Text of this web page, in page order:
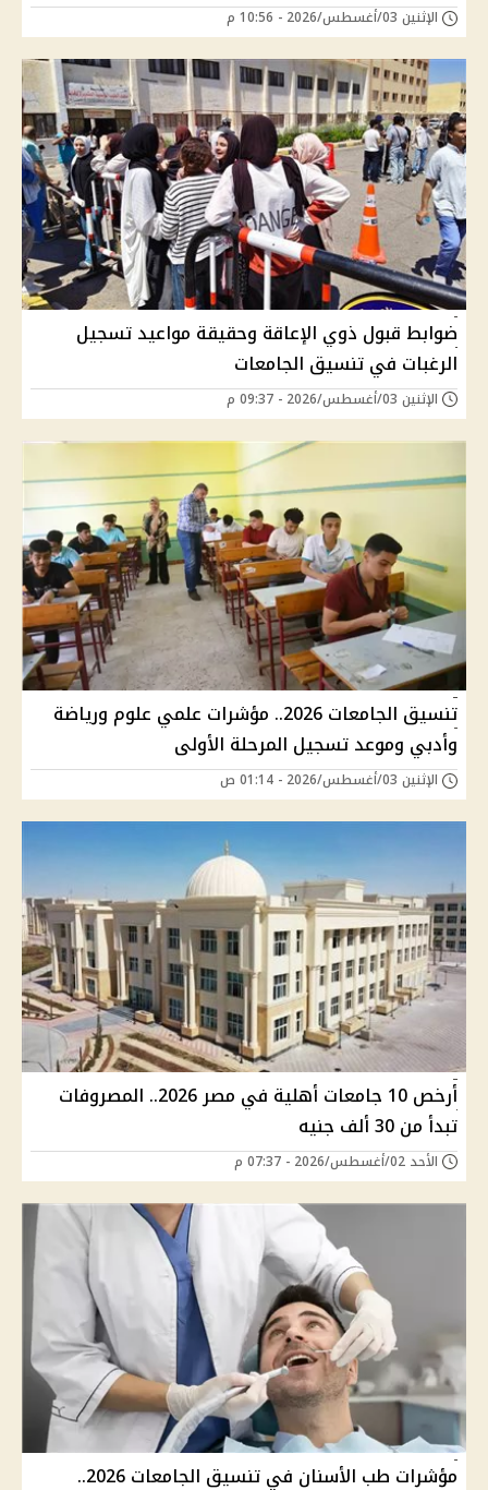
الإثنين 03/أغسطس/2026 - 10:56 م
ضوابط قبول ذوي الإعاقة وحقيقة مواعيد تسجيل
الرغبات في تنسيق الجامعات
الإثنين 03/أغسطس/2026 - 09:37 م
تنسيق الجامعات 2026.. مؤشرات علمي علوم ورياضة
وأدبي وموعد تسجيل المرحلة الأولى
الإثنين 03/أغسطس/2026 - 01:14 ص
أرخص 10 جامعات أهلية في مصر 2026.. المصروفات
تبدأ من 30 ألف جنيه
الأحد 02/أغسطس/2026 - 07:37 م
مؤشرات طب الأسنان في تنسيق الجامعات 2026..